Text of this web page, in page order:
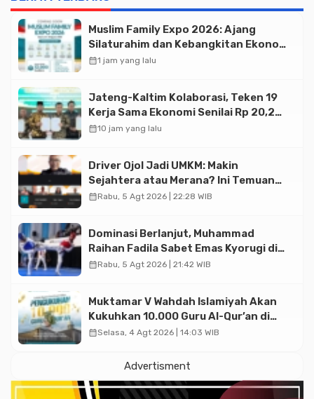
Muslim Family Expo 2026: Ajang
Silaturahim dan Kebangkitan Ekonomi
Halal di Jakarta
calendar_month1 jam yang lalu
Jateng-Kaltim Kolaborasi, Teken 19
Kerja Sama Ekonomi Senilai Rp 20,2
Triliun
calendar_month10 jam yang lalu
Driver Ojol Jadi UMKM: Makin
Sejahtera atau Merana? Ini Temuan
Diskusi Paramadina
calendar_monthRabu, 5 Agt 2026 | 22:28 WIB
Dominasi Berlanjut, Muhammad
Raihan Fadila Sabet Emas Kyorugi di
Asian Taekwondo Indonesia Open
calendar_monthRabu, 5 Agt 2026 | 21:42 WIB
Muktamar V Wahdah Islamiyah Akan
Kukuhkan 10.000 Guru Al-Qur’an di
Masjid Istiqlal
calendar_monthSelasa, 4 Agt 2026 | 14:03 WIB
Advertisment